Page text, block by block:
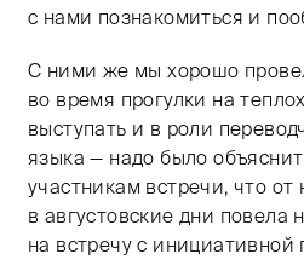
с нами познакомиться и
С ними же мы хорошо
во время прогулки на
выступать и в роли
языка — надо было
участникам встречи, что от
в августовские дни
на встречу с инициативной